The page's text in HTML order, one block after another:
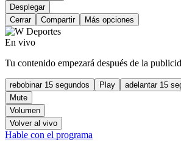
Desplegar
Cerrar
Compartir Más opciones
En vivo
Tu contenido empezará después de la
rebobinar 15 segundos Play
adelantar 15
Mute
Volumen
Volver al vivo
Hable con el programa